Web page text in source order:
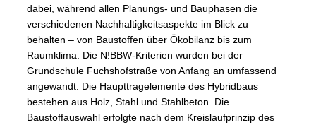
dabei, während allen Planungs- und Bauphasen die
verschiedenen Nachhaltigkeitsaspekte im Blick zu
behalten – von Baustoffen über Ökobilanz bis zum
Raumklima. Die N!BBW-Kriterien wurden bei der
Grundschule Fuchshofstraße von Anfang an umfassend
angewandt: Die Haupttragelemente des Hybridbaus
bestehen aus Holz, Stahl und Stahlbeton. Die
Baustoffauswahl erfolgte nach dem Kreislaufprinzip des